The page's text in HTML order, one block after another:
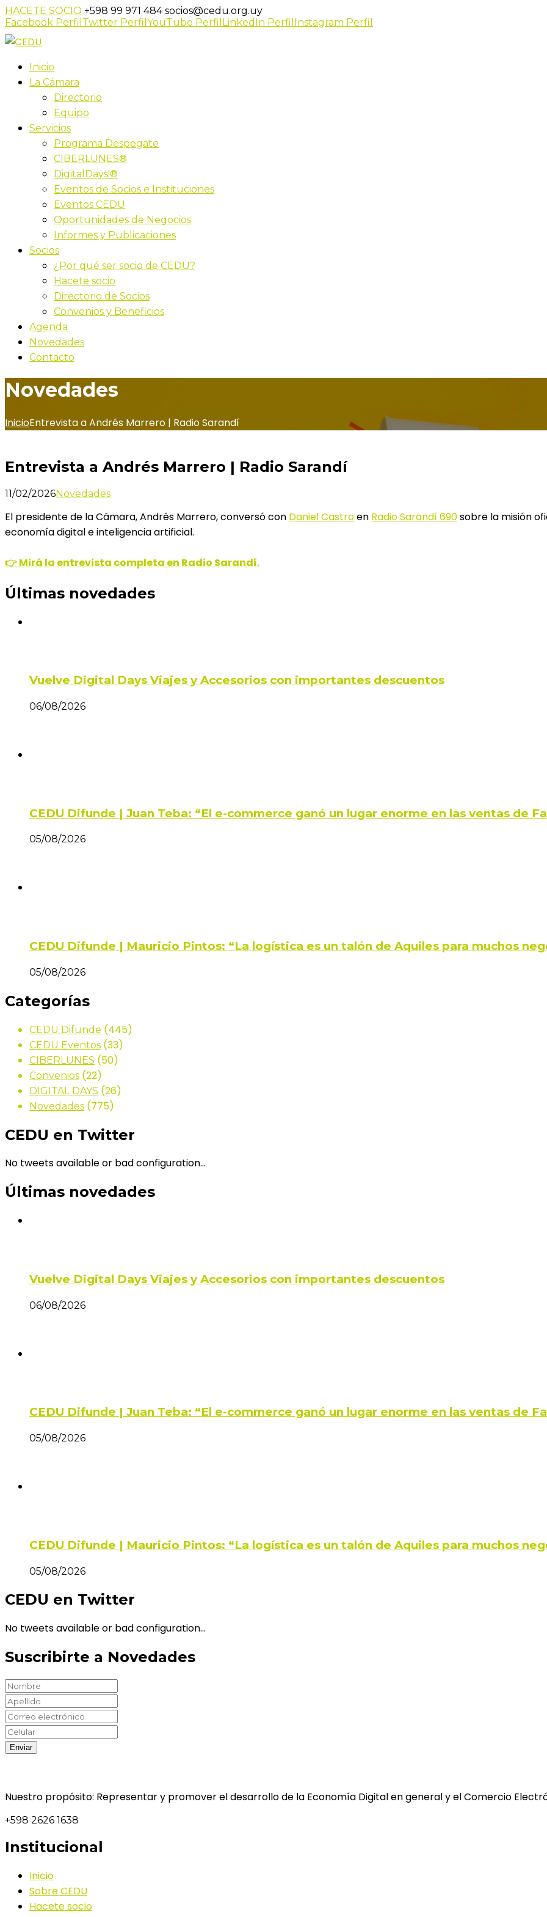
HACETE SOCIO +598 99 971 484socios@cedu.org.uy
Facebook Perfil Twitter Perfil YouTube Perfil LinkedIn Perfil Instagram Perfil
Inicio
La Cámara
Directorio
Equipo
Servicios
Programa Despegate
CIBERLUNES®
DigitalDays!®
Eventos de Socios e Instituciones
Eventos CEDU
Oportunidades de Negocios
Informes y Publicaciones
Socios
¿Por qué ser socio de CEDU?
Hacete socio
Directorio de Socios
Convenios y Beneficios
Agenda
Novedades
Contacto
Novedades
InicioEntrevista a Andrés Marrero | Radio Sarandí
Entrevista a Andrés Marrero | Radio Sarandí
11/02/2026Novedades
El presidente de la Cámara, Andrés Marrero, conversó con Daniel Castroen Radio Sarandí 690sobre la misión
economía digital e inteligencia artificial.
👉 Mirá la entrevista completa en Radio Sarandí.
Últimas novedades
Vuelve Digital Days Viajes y Accesorios con importantes descuentos
06/08/2026
CEDU Difunde | Juan Teba: “El e-commerce ganó un lugar enorme en las ventas de
05/08/2026
CEDU Difunde | Mauricio Pintos: “La logística es un talón de Aquiles para muchos
05/08/2026
Categorías
CEDU Difunde (445)
CEDU Eventos (33)
CIBERLUNES (50)
Convenios (22)
DIGITAL DAYS (26)
Novedades (775)
CEDU en Twitter
No tweets available or bad configuration...
Últimas novedades
Vuelve Digital Days Viajes y Accesorios con importantes descuentos
06/08/2026
CEDU Difunde | Juan Teba: “El e-commerce ganó un lugar enorme en las ventas de
05/08/2026
CEDU Difunde | Mauricio Pintos: “La logística es un talón de Aquiles para muchos
05/08/2026
CEDU en Twitter
No tweets available or bad configuration...
Suscribirte a Novedades
Nuestro propósito: Representar y promover el desarrollo de la Economía Digital en general y el Comercio
+598 2626 1638
Institucional
Inicio
Sobre CEDU
Hacete socio